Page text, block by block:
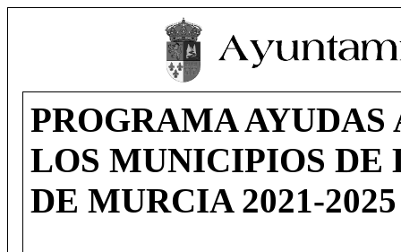
PROGRAMA
LOS MUNICIPIOS DE
DE MURCIA 2021-2025